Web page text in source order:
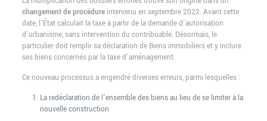
changement de procédureintervenu en septembre 2022. Avant cette
date, l’État calculait la taxe à partir de la demande d’autorisation
d’urbanisme, sans intervention du contribuable. Désormais, le
particulier doit remplir sa déclaration de Biens immobiliers et y inclure
ses biens concernés par la taxe d’aménagement.
Ce nouveau processus a engendré diverses erreurs, parmi lesquelles :
La redéclaration de l’ensemble des biens au lieu de se limiter à la
nouvelle construction